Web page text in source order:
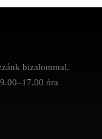
bizalommal.
óra